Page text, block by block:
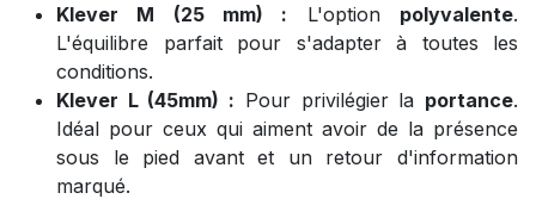
Klever M (25 mm) : L'option polyvalente.
L'équilibre parfait pour s'adapter à toutes les
conditions.
Klever L (45mm) : Pour privilégier la portance.
Idéal pour ceux qui aiment avoir de la présence
sous le pied avant et un retour d'information
marqué.